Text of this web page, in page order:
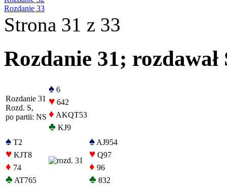
Rozdanie 33
Strona 31 z 33
Rozdanie 31;
Rozdanie 31
Rozd. S,
po partii: NS
♠ 6
♥ 642
♦ AKQT53
♣ KJ9
♠ T2
♥ KJT8
♦ 74
♣ AT765
♠ AJ954
♥ Q97
♦ 96
♣ 832